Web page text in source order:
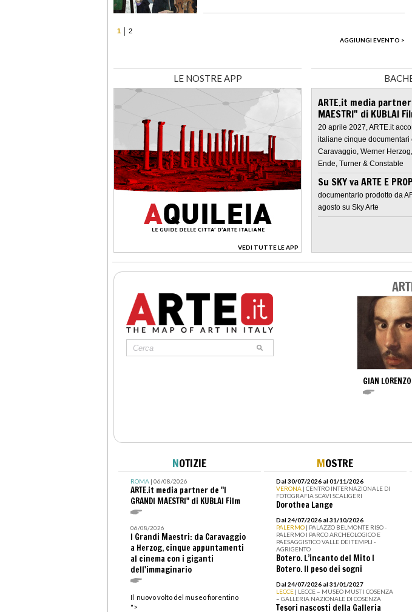
1
2
AGGIUNGI EVENTO >
LE NOSTRE APP
VEDI TUTTE LE APP
>
ARTE.it media partner
MAESTRI" di KUBLAI
20 aprile 2027, ARTE.it
italiane cinque documentari
Caravaggio, Werner
Ende, Turner & Constable
Su SKY va ARTE E
documentario prodotto da
agosto su Sky Arte
GIAN
NOTIZIE
ROMA| 06/08/2026
ARTE.it media partner de "I
GRANDI MAESTRI" di KUBLAI Film
06/08/2026
I Grandi Maestri: da Caravaggio
a Herzog, cinque appuntamenti
al cinema con i giganti
dell'immaginario
Il nuovo volto del museo fiorentino
">
MOSTRE
Dal 30/07/2026 al 01/11/2026
VERONA | CENTRO INTERNAZIONALE DI
FOTOGRAFIA SCAVI SCALIGERI
Dorothea Lange
Dal 24/07/2026 al 31/10/2026
PALERMO | PALAZZO BELMONTE RISO -
PALERMO I PARCO ARCHEOLOGICO E
PAESAGGISTICO VALLE DEI TEMPLI -
AGRIGENTO
Botero. L’incanto del Mito I
Botero. Il peso dei sogni
Dal 24/07/2026 al 31/01/2027
LECCE | LECCE – MUSEO MUST I COSENZA
– GALLERIA NAZIONALE DI COSENZA
Tesori nascosti della Galleria